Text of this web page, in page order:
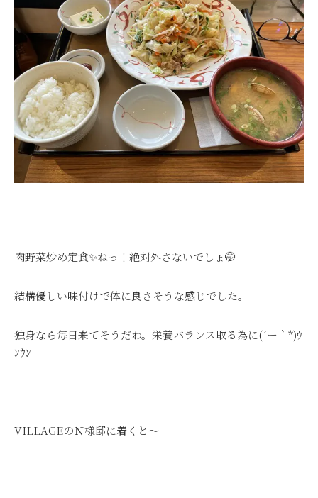
肉野菜炒め定食✨ねっ！絶対外さないでしょ🤭
結構優しい味付けで体に良さそうな感じでした。
独身なら毎日来てそうだわ。栄養バランス取る為に(´ー｀*)ｳ
ﾝｳﾝ
VILLAGEのＮ様邸に着くと～